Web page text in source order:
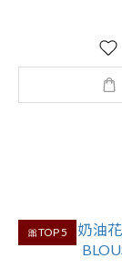
🎀TOP 5